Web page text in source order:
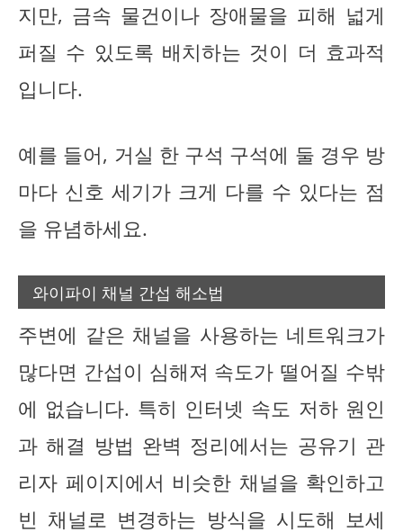
지만, 금속 물건이나 장애물을 피해 넓게
퍼질 수 있도록 배치하는 것이 더 효과적
입니다.
예를 들어, 거실 한 구석 구석에 둘 경우 방
마다 신호 세기가 크게 다를 수 있다는 점
을 유념하세요.
와이파이 채널 간섭 해소법
주변에 같은 채널을 사용하는 네트워크가
많다면 간섭이 심해져 속도가 떨어질 수밖
에 없습니다. 특히 인터넷 속도 저하 원인
과 해결 방법 완벽 정리에서는 공유기 관
리자 페이지에서 비슷한 채널을 확인하고
빈 채널로 변경하는 방식을 시도해 보세